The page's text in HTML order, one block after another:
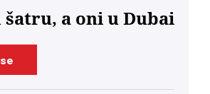
šatru, a oni u Dubai